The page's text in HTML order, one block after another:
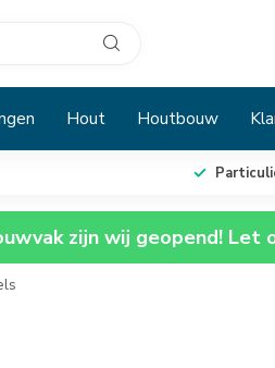
Hout Houtbouw
zijn wij geopend!